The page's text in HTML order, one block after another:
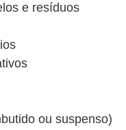
e resíduos
ou suspenso)